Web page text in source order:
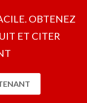
OBTENEZ
ET CITER